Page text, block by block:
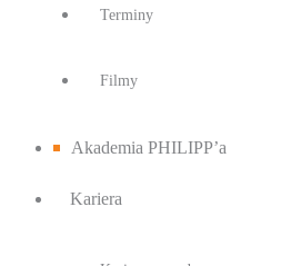
Terminy
Filmy
Akademia PHILIPP’a
Kariera